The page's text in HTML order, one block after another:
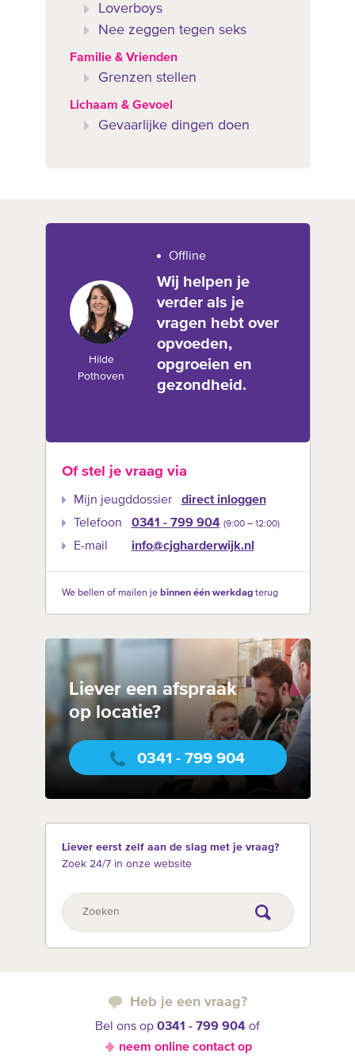
Loverboys
Nee zeggen tegen seks
Familie & Vrienden
Grenzen stellen
Lichaam & Gevoel
Gevaarlijke dingen doen
Hilde
Pothoven
Offline
Wij helpen je
verder als je
vragen hebt over
opvoeden,
opgroeien en
gezondheid.
Of stel je vraag via
Mijn jeugddossier
direct inloggen
Telefoon
0341 - 799 904 (9:00 –‍ 12:00)
E-mail info@cjgharderwijk.nl
We bellen of mailen je binnen één werkdagterug
Liever een afspraak
op locatie?
0341 - 799 904
Liever eerst zelf aan de slag met je vraag?
Zoek 24/7 in onze website
Heb je een vraag?
Bel ons op 0341 - 799 904 of
neem online contact op